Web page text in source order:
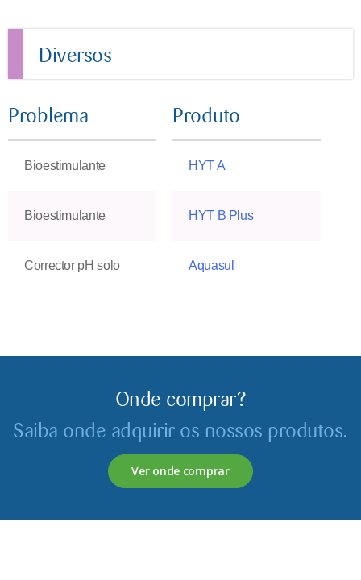
Diversos
Problema Produto
Bioestimulante HYT A
Bioestimulante HYT B Plus
Corrector pH solo Aquasul
Onde comprar?
Saiba onde adquirir os nossos produtos.
Ver onde comprar